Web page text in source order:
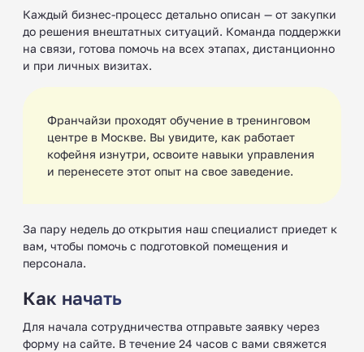
Каждый бизнес-процесс детально описан — от закупки
до решения внештатных ситуаций. Команда поддержки
на связи, готова помочь на всех этапах, дистанционно
и при личных визитах.
Франчайзи проходят обучение в тренинговом
центре в Москве. Вы увидите, как работает
кофейня изнутри, освоите навыки управления
и перенесете этот опыт на свое заведение.
За пару недель до открытия наш специалист приедет к
вам, чтобы помочь с подготовкой помещения и
персонала.
Как начать
Для начала сотрудничества отправьте заявку через
форму на сайте. В течение 24 часов с вами свяжется